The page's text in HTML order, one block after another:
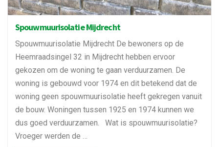
Spouwmuurisolatie Mijdrecht
Spouwmuurisolatie Mijdrecht De bewoners op de
Heemraadsingel 32 in Mijdrecht hebben ervoor
gekozen om de woning te gaan verduurzamen. De
woning is gebouwd voor 1974 en dit betekend dat de
woning geen spouwmuurisolatie heeft gekregen vanuit
de bouw. Woningen tussen 1925 en 1974 kunnen we
dus goed verduurzamen. Wat is spouwmuurisolatie?
Vroeger werden de …